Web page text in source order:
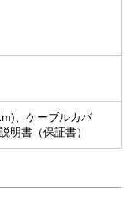
、ケーブルカバ
明書（保証書）